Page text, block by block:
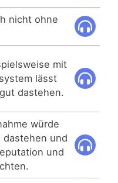
nicht ohne
mit
lässt
dastehen.
würde
und
und